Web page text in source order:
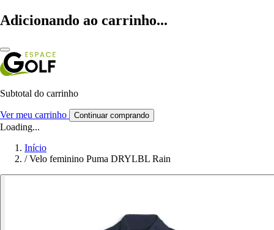
Adicionando ao carrinho...
Subtotal do carrinho
Ver meu carrinho Continuar comprando
Loading...
Início
/ Velo feminino Puma DRYLBL Rain